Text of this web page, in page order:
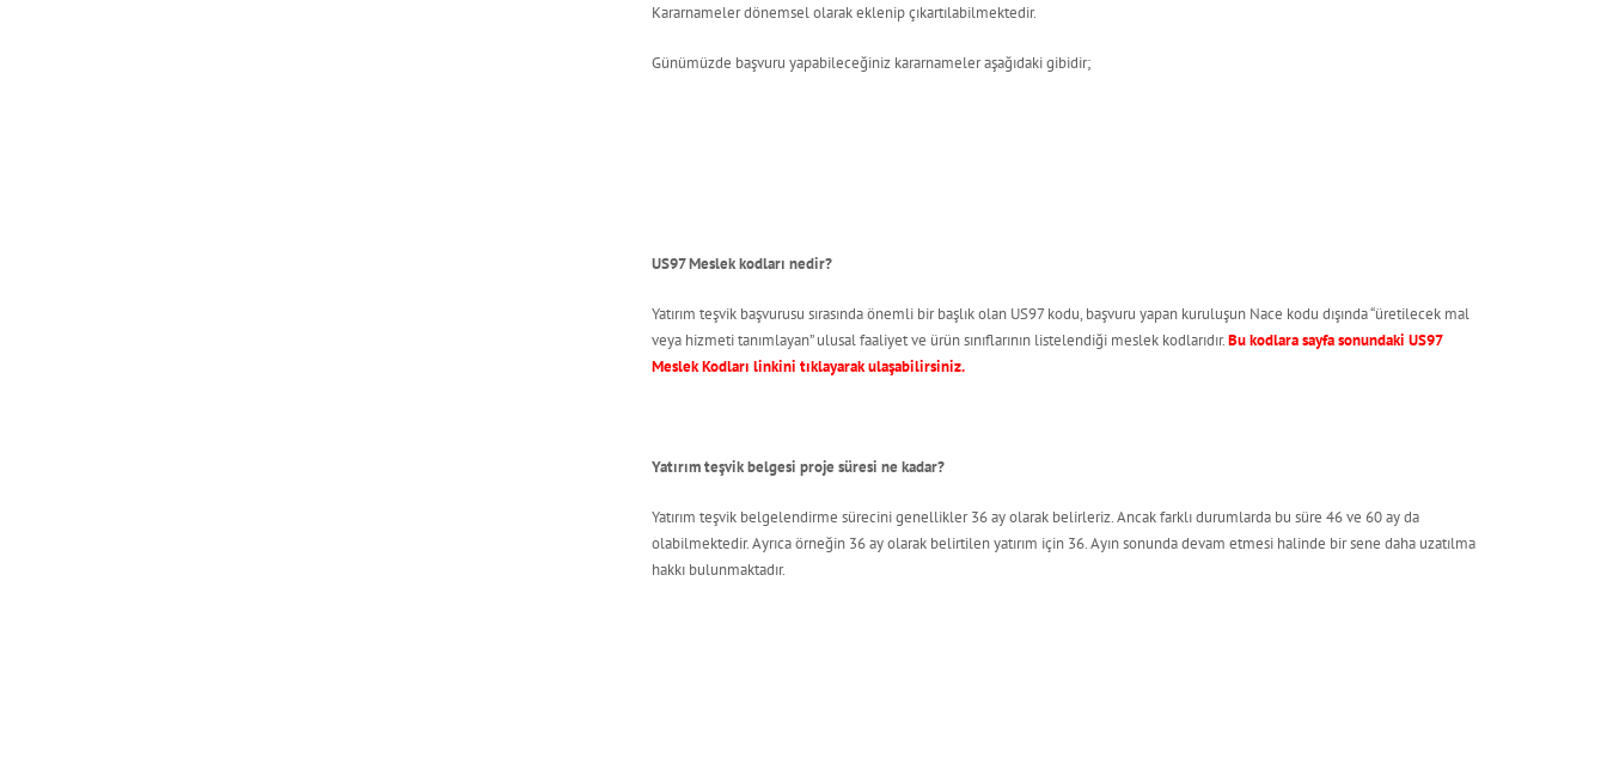
Kararnameler dönemsel olarak eklenip çıkartılabilmektedir.
Günümüzde başvuru yapabileceğiniz kararnameler aşağıdaki gibidir;
US97 Meslek kodları nedir?
Yatırım teşvik başvurusu sırasında önemli bir başlık olan US97 kodu, başvuru yapan kuruluşun Nace kodu dışında “üretilecek mal
veya hizmeti tanımlayan” ulusal faaliyet ve ürün sınıflarının listelendiği meslek kodlarıdır.Bu kodlara sayfa sonundaki US97
Meslek Kodları linkini tıklayarak ulaşabilirsiniz.
Yatırım teşvik belgesi proje süresi ne kadar?
Yatırım teşvik belgelendirme sürecini genellikler 36 ay olarak belirleriz. Ancak farklı durumlarda bu süre 46 ve 60 ay da
olabilmektedir. Ayrıca örneğin 36 ay olarak belirtilen yatırım için 36. Ayın sonunda devam etmesi halinde bir sene daha uzatılma
hakkı bulunmaktadır.